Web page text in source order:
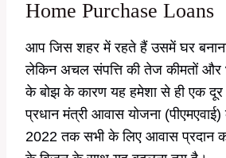
Home Purchase Loans
आप जिस शहर में रहते हैं उसमें घर
लेकिन अचल संपत्ति की तेज कीमतों और
के बोझ के कारण यह हमेशा से ही एक दूर
प्रधान मंत्री आवास योजना
2022 तक सभी के लिए आवास प्रदान